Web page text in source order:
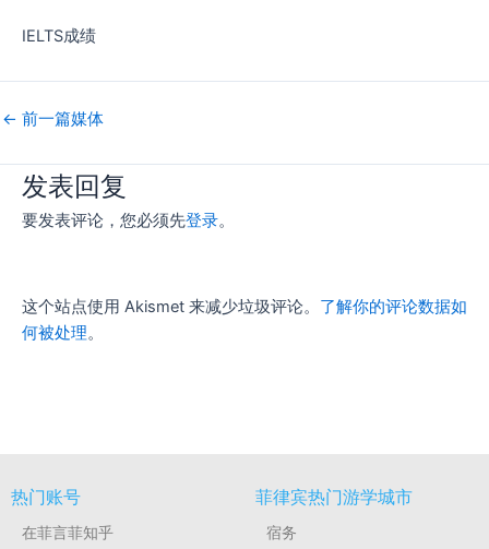
IELTS成绩
← 前一篇媒体
发表回复
要发表评论，您必须先登录。
这个站点使用 Akismet 来减少垃圾评论。 了解你的评论数据如
何被处理。
热门账号
在菲言菲知乎
菲律宾热门游学城市
宿务